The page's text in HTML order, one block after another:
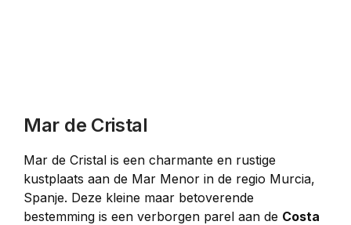
Mar de Cristal
Mar de Cristal is een charmante en rustige
kustplaats aan de Mar Menor in de regio Murcia,
Spanje. Deze kleine maar betoverende
bestemming is een verborgen parel aan de Costa